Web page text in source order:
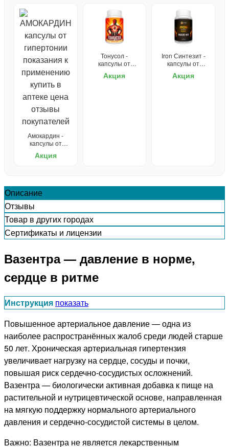
Амокардин -
капсулы от
Акция
Тонусол -
капсулы от
Акция
Iron Синтезит -
капсулы от
Акция
Описание
Отзывы
Товар в других городах
Сертификаты и лицензии
Вазентра — давление в норме,
сердце в ритме
Инструкция показать
Повышенное артериальное давление — одна из
наиболее распространённых жалоб среди людей старше
50 лет. Хроническая артериальная гипертензия
увеличивает нагрузку на сердце, сосуды и почки,
повышая риск сердечно-сосудистых осложнений.
Вазентра — биологически активная добавка к пище на
растительной и нутрицевтической основе, направленная
на мягкую поддержку нормального артериального
давления и сердечно-сосудистой системы в целом.
Важно: Вазентра не является лекарственным